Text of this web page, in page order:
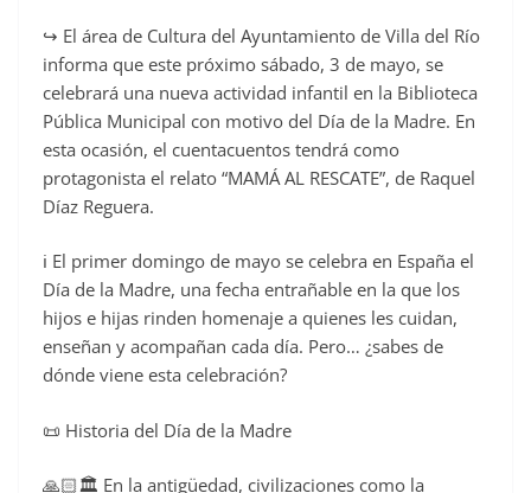
↪️ El área de Cultura del Ayuntamiento de Villa del Río
informa que este próximo sábado, 3 de mayo, se
celebrará una nueva actividad infantil en la Biblioteca
Pública Municipal con motivo del Día de la Madre. En
esta ocasión, el cuentacuentos tendrá como
protagonista el relato “MAMÁ AL RESCATE”, de Raquel
Díaz Reguera.
ℹ️ El primer domingo de mayo se celebra en España el
Día de la Madre, una fecha entrañable en la que los
hijos e hijas rinden homenaje a quienes les cuidan,
enseñan y acompañan cada día. Pero… ¿sabes de
dónde viene esta celebración?
📜 Historia del Día de la Madre
🙏🏻🏛️ En la antigüedad, civilizaciones como la